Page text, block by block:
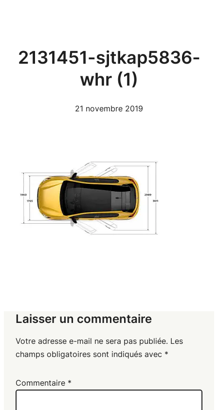
2131451-sjtkap5836-
whr (1)
21 novembre 2019
Laisser un commentaire
Votre adresse e-mail ne sera pas publiée. Les
champs obligatoires sont indiqués avec *
Commentaire *